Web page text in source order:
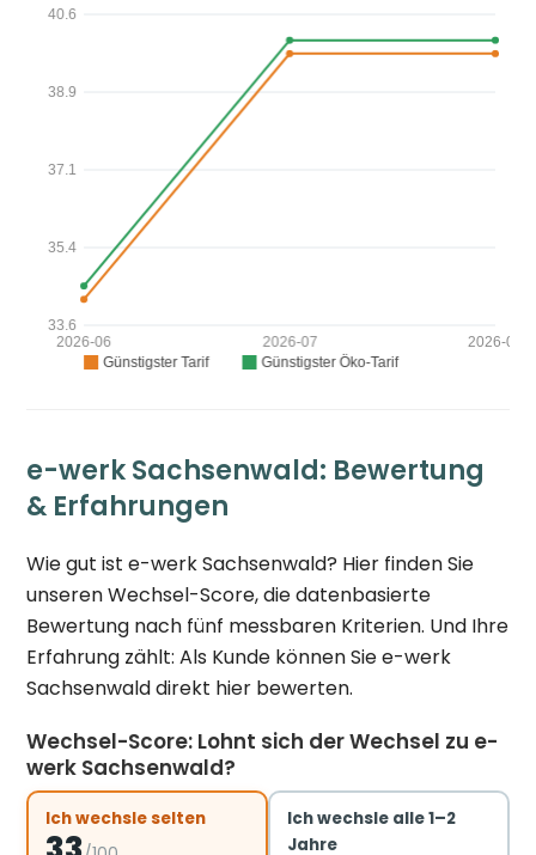
e-werk Sachsenwald: Bewertung
& Erfahrungen
Wie gut ist e-werk Sachsenwald? Hier finden Sie
unseren Wechsel-Score, die datenbasierte
Bewertung nach fünf messbaren Kriterien. Und Ihre
Erfahrung zählt: Als Kunde können Sie e-werk
Sachsenwald direkt hier bewerten.
Wechsel-Score: Lohnt sich der Wechsel zu e-
werk Sachsenwald?
Ich wechsle selten
Ich wechsle alle 1–2
Jahre